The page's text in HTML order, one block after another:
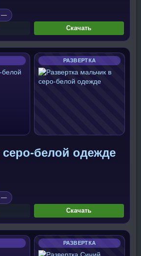
—
Скачать
РАЗВЕРТКА
белой одежде
—
Скачать
РАЗВЕРТКА